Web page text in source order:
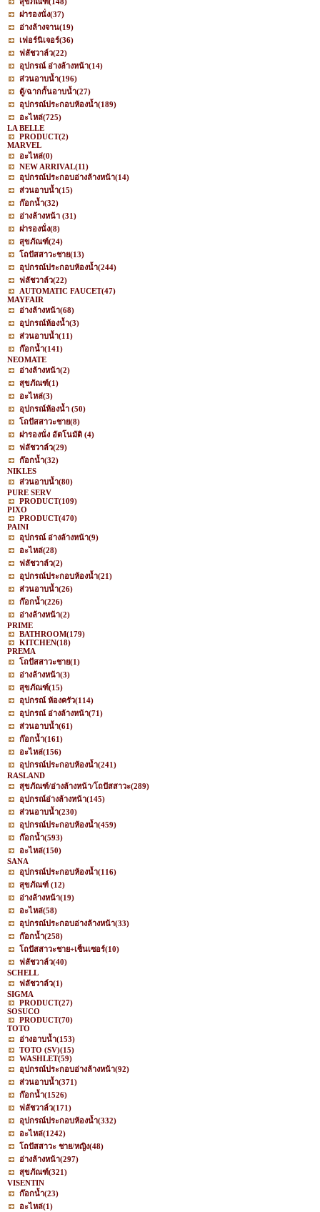
ฝารองนั่ง(37)
อ่างล้างจาน(19)
เฟอร์นิเจอร์(36)
ฟลัชวาล์ว(22)
อุปกรณ์ อ่างล้างหน้า(14)
ส่วนอาบน้ำ(196)
ตู้/ฉากกั้นอาบน้ำ(27)
อุปกรณ์ประกอบห้องน้ำ(189)
อะไหล่(725)
LA BELLE
PRODUCT(2)
MARVEL
อะไหล่(0)
NEW ARRIVAL(11)
อุปกรณ์ประกอบอ่างล้างหน้า(14)
ส่วนอาบน้ำ(15)
ก๊อกน้ำ(32)
อ่างล้างหน้า (31)
ฝารองนั่ง(8)
สุขภัณฑ์(24)
โถปัสสาวะชาย(13)
อุปกรณ์ประกอบห้องน้ำ(244)
ฟลัชวาล์ว(22)
AUTOMATIC FAUCET(47)
MAYFAIR
อ่างล้างหน้า(68)
อุปกรณ์ห้องน้ำ(3)
ส่วนอาบน้ำ(11)
ก๊อกน้ำ(141)
NEOMATE
อ่างล้างหน้า(2)
สุขภัณฑ์(1)
อะไหล่(3)
อุปกรณ์ห้องน้ำ (50)
โถปัสสาวะชาย(8)
ฝารองนั่ง อัตโนมัติ (4)
ฟลัชวาล์ว(29)
ก๊อกน้ำ(32)
NIKLES
ส่วนอาบน้ำ(80)
PURE SERV
PRODUCT(109)
PIXO
PRODUCT(470)
PAINI
อุปกรณ์ อ่างล้างหน้า(9)
อะไหล่(28)
ฟลัชวาล์ว(2)
อุปกรณ์ประกอบห้องน้ำ(21)
ส่วนอาบน้ำ(26)
ก๊อกน้ำ(226)
อ่างล้างหน้า(2)
PRIME
BATHROOM(179)
KITCHEN(18)
PREMA
โถปัสสาวะชาย(1)
อ่างล้างหน้า(3)
สุขภัณฑ์(15)
อุปกรณ์ ห้องครัว(114)
อุปกรณ์ อ่างล้างหน้า(71)
ส่วนอาบน้ำ(61)
ก๊อกน้ำ(161)
อะไหล่(156)
อุปกรณ์ประกอบห้องน้ำ(241)
RASLAND
สุขภัณฑ์/อ่างล้างหน้า/โถปัสสาวะ(289)
อุปกรณ์อ่างล้างหน้า(145)
ส่วนอาบน้ำ(230)
อุปกรณ์ประกอบห้องน้ำ(459)
ก๊อกน้ำ(593)
อะไหล่(150)
SANA
อุปกรณ์ประกอบห้องน้ำ(116)
สุขภัณฑ์ (12)
อ่างล้างหน้า(19)
อะไหล่(58)
อุปกรณ์ประกอบอ่างล้างหน้า(33)
ก๊อกน้ำ(258)
โถปัสสาวะชาย+เซ็นเซอร์(10)
ฟลัชวาล์ว(40)
SCHELL
ฟลัชวาล์ว(1)
SIGMA
PRODUCT(27)
SOSUCO
PRODUCT(70)
TOTO
อ่างอาบน้ำ(153)
TOTO (SV)(15)
WASHLET(59)
อุปกรณ์ประกอบอ่างล้างหน้า(92)
ส่วนอาบน้ำ(371)
ก๊อกน้ำ(1526)
ฟลัชวาล์ว(171)
อุปกรณ์ประกอบห้องน้ำ(332)
อะไหล่(1242)
โถปัสสาวะ ชาย/หญิง(48)
อ่างล้างหน้า(297)
สุขภัณฑ์(321)
VISENTIN
ก๊อกน้ำ(23)
อะไหล่(1)